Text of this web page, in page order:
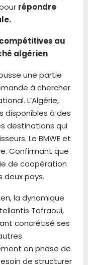
répondre
au
algérien
une partie
à chercher
L’Algérie,
disponibles à des
destinations qui
Le BMWE et
Confirmant que
de coopération
pays.
la dynamique
Tafraoui,
concrétisé ses
en phase de
de structurer